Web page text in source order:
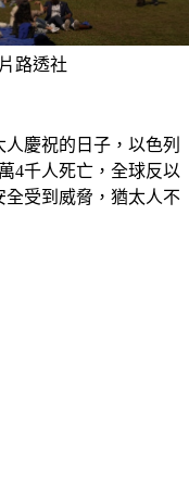
路透社
慶祝的日子，以色列
4千人死亡，全球反以
受到威脅，猶太人不